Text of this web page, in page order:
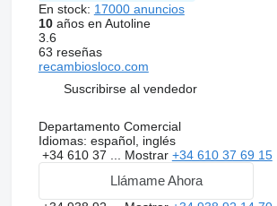
En stock: 17000 anuncios
10años en Autoline
3.6
63 reseñas
recambiosloco.com
Suscribirse al vendedor
Departamento Comercial
Idiomas: español, inglés
+34 610 37 ... Mostrar +34 610 37 69 15
Llámame Ahora